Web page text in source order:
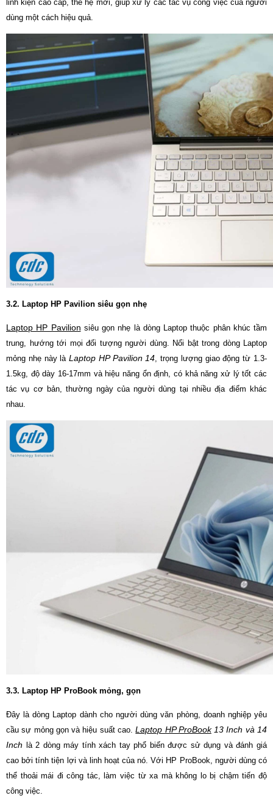
linh kiện cao cấp, thế hệ mới, giúp xử lý các tác vụ công việc của người
dùng một cách hiệu quả.
3.2. Laptop HP Pavilion siêu gọn nhẹ
Laptop HP Pavilion siêu gọn nhẹ là dòng Laptop thuộc phân khúc tầm
trung, hướng tới mọi đối tượng người dùng. Nổi bật trong dòng Laptop
mỏng nhẹ này làLaptop HP Pavilion 14 , trọng lượng giao động từ 1.3-
1.5kg, độ dày 16-17mm và hiệu năng ổn định, có khả năng xử lý tốt các
tác vụ cơ bản, thường ngày của người dùng tại nhiều địa điểm khác
nhau.
3.3. Laptop HP ProBook mỏng, gọn
Đây là dòng Laptop dành cho người dùng văn phòng, doanh nghiệp yêu
cầu sự mỏng gọn và hiệu suất cao.Laptop HP ProBook13 Inch và 14
Inch là 2 dòng máy tính xách tay phổ biến được sử dụng và đánh giá
cao bởi tính tiện lợi và linh hoạt của nó. Với HP ProBook, người dùng có
thể thoải mái đi công tác, làm việc từ xa mà không lo bị chậm tiến độ
công việc.